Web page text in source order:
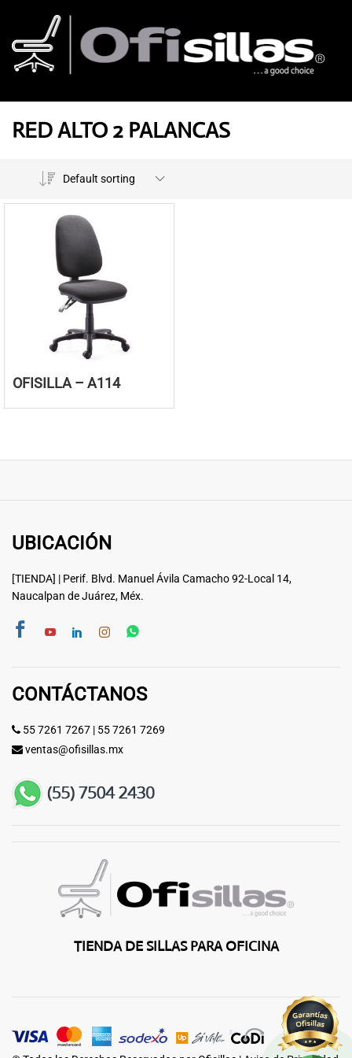
RED ALTO 2 PALANCAS
Default sorting
OFISILLA – A114
UBICACIÓN
[TIENDA] | Perif. Blvd. Manuel Ávila Camacho 92-Local 14,
Naucalpan de Juárez, Méx.
CONTÁCTANOS
55 7261 7267 | 55 7261 7269
ventas@ofisillas.mx
TIENDA DE SILLAS PARA OFICINA